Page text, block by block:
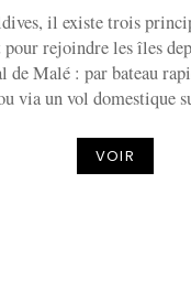
il existe trois
rejoindre les îles
de Malé : par bateau
via un vol domestique
VOIR